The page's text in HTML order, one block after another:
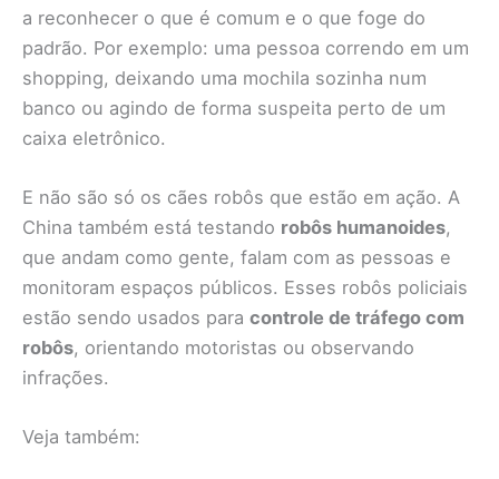
a reconhecer o que é comum e o que foge do
padrão. Por exemplo: uma pessoa correndo em um
shopping, deixando uma mochila sozinha num
banco ou agindo de forma suspeita perto de um
caixa eletrônico.
E não são só os cães robôs que estão em ação. A
China também está testando robôs humanoides,
que andam como gente, falam com as pessoas e
monitoram espaços públicos. Esses robôs policiais
estão sendo usados para controle de tráfego com
robôs, orientando motoristas ou observando
infrações.
Veja também: